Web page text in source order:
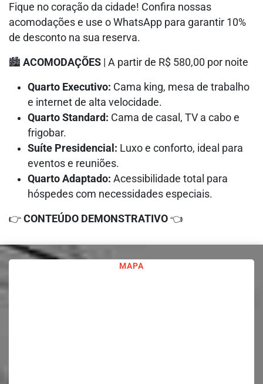
Fique no coração da cidade! Confira nossas
acomodações e use o WhatsApp para garantir 10%
de desconto na sua reserva.
🏙️ ACOMODAÇÕES | A partir de R$ 580,00 por noite
Quarto Executivo: Cama king, mesa de trabalho
e internet de alta velocidade.
Quarto Standard: Cama de casal, TV a cabo e
frigobar.
Suíte Presidencial: Luxo e conforto, ideal para
eventos e reuniões.
Quarto Adaptado: Acessibilidade total para
hóspedes com necessidades especiais.
👉 CONTEÚDO DEMONSTRATIVO 👈
MAPA